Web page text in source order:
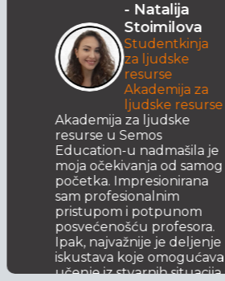
- Natalija
Stoimilova
Studentkinja
za ljudske
resurse
Akademija za
ljudske resurse
Akademija za ljudske
resurse u Semos
Education-u nadmašila je
moja očekivanja od samog
početka. Impresionirana
sam profesionalnim
pristupom i potpunom
posvećenošću profesora.
Ipak, najvažnije je deljenje
iskustava koje omogućava
učenje iz stvarnih situacija.